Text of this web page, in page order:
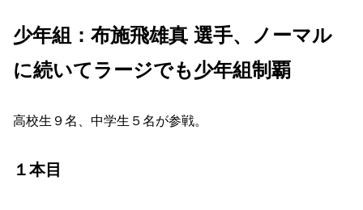
少年組：布施飛雄真 選手、ノーマル
に続いてラージでも少年組制覇
高校生９名、中学生５名が参戦。
１本目